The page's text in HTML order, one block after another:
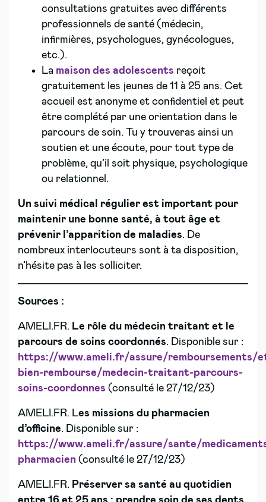
consultations gratuites avec différents
professionnels de santé (médecin,
infirmières, psychologues, gynécologues,
etc.).
La maison des adolescents reçoit
gratuitement les jeunes de 11 à 25 ans. Cet
accueil est anonyme et confidentiel et peut
être complété par une orientation dans le
parcours de soin. Tu y trouveras ainsi un
soutien et une écoute, pour tout type de
problème, qu’il soit physique, psychologique
ou relationnel.
Un suivi médical régulier est important pour
maintenir une bonne santé, à tout âge et
prévenir l’apparition de maladies. De
nombreux interlocuteurs sont à ta disposition,
n’hésite pas à les solliciter.
Sources :
AMELI.FR. Le rôle du médecin traitant et le
parcours de soins coordonnés. Disponible sur :
https://www.ameli.fr/assure/remboursements/
bien-rembourse/medecin-traitant-parcours-
soins-coordonnes (consulté le 27/12/23)
AMELI.FR. Les missions du pharmacien
d’officine. Disponible sur :
https://www.ameli.fr/assure/sante/
pharmacien (consulté le 27/12/23)
AMELI.FR. Préserver sa santé au quotidien